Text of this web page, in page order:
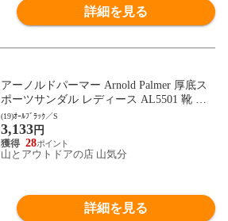
詳細を見る
アーノルドパーマー Arnold Palmer 厚底ス
ポーツサンダル レディース AL5501 靴 シ
ューズ ストラップ ベルクロ キャンプ レジ
ャー 通勤 通学 デイリー トラベル 女性 フ
ットウェア AL5501 オｰルブラック
(19)ｵｰﾙﾌﾞﾗｯｸ／S
3,133円
28
山とアウトドアの店 山気分
詳細を見る